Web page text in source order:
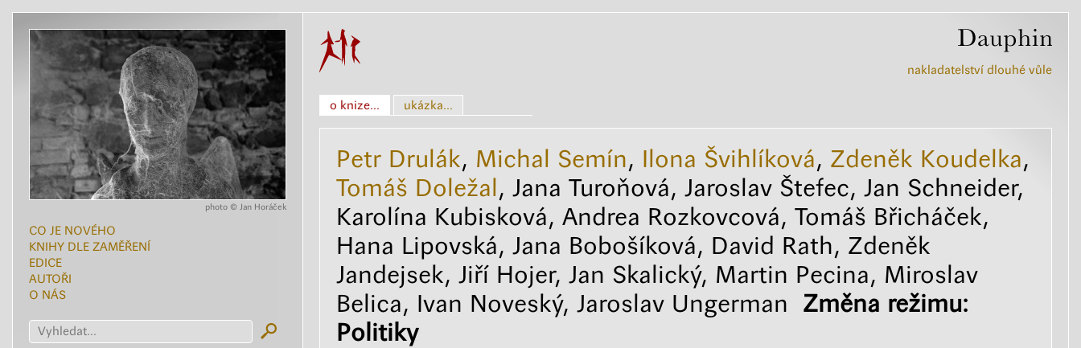
photo © Jan Horáček
CO JE NOVÉHO
KNIHY DLE ZAMĚŘENÍ
EDICE
AUTOŘI
O NÁS
nakladatelství dlouhé vůle
o knize... ukázka...
Petr Drulák, Michal Semín, Ilona Švihlíková, Zdeněk Koudelka,
Tomáš Doležal, Jana Turoňová, Jaroslav Štefec, Jan Schneider,
Karolína Kubisková, Andrea Rozkovcová, Tomáš Břicháček,
Hana Lipovská, Jana Bobošíková, David Rath, Zdeněk
Jandejsek, Jiří Hojer, Jan Skalický, Martin Pecina, Miroslav
Belica, Ivan Noveský, Jaroslav Ungerman Změna režimu:
Politiky